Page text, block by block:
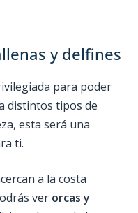
y delfines
para poder
distintos tipos de
esta será una
ti.
a la costa
ver orcas y